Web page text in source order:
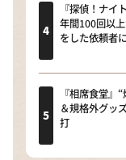
『探偵！ナイ
年間100回以
をした依頼者
『相席食堂』
＆規格外グッ
打